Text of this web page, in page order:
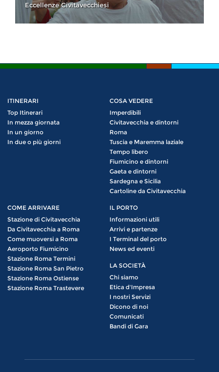
Eccellenze Civitavecchiesi
ITINERARI
Top Itinerari
In mezza giornata
In un giorno
In due o più giorni
COSA VEDERE
Imperdibili
Civitavecchia e dintorni
Roma
Tuscia e Maremma laziale
Tempo libero
Fiumicino e dintorni
Gaeta e dintorni
Sardegna e Sicilia
Cartoline da Civitavecchia
COME ARRIVARE
Stazione di Civitavecchia
Da Civitavecchia a Roma
Come muoversi a Roma
Aeroporto Fiumicino
Stazione Roma Termini
Stazione Roma San Pietro
Stazione Roma Ostiense
Stazione Roma Trastevere
IL PORTO
Informazioni utili
Arrivi e partenze
I Terminal del porto
News ed eventi
LA SOCIETÀ
Chi siamo
Etica d'Impresa
I nostri Servizi
Dicono di noi
Comunicati
Bandi di Gara